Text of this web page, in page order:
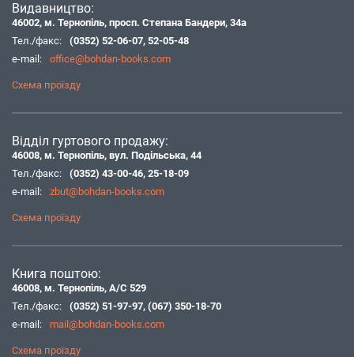
Видавництво:
46002, м. Тернопіль, просп. Степана Бандери, 34а
Тел./факс:
(0352) 52-06-07, 52-05-48
e-mail:
office@bohdan-books.com
Схема проїзду
Відділ гуртового продажу:
46008, м. Тернопіль, вул. Подільська, 44
Тел./факс:
(0352) 43-00-46, 25-18-09
e-mail:
zbut@bohdan-books.com
Схема проїзду
Книга поштою:
46008, м. Тернопіль, А/С 529
Тел./факс:
(0352) 51-97-97, (067) 350-18-70
e-mail:
mail@bohdan-books.com
Схема проїзду